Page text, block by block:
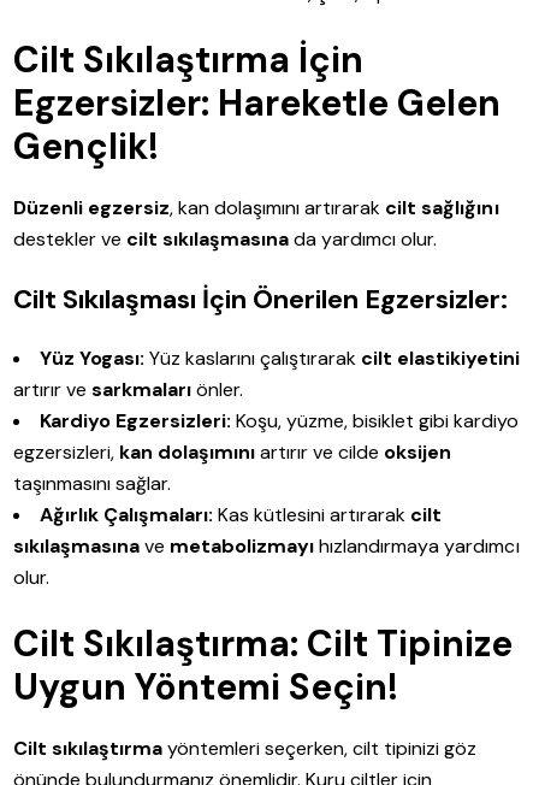
Cilt Sıkılaştırma İçin
Egzersizler: Hareketle Gelen
Gençlik!
Düzenli egzersiz, kan dolaşımını artırarak cilt sağlığını
destekler ve cilt sıkılaşmasınada yardımcı olur.
Cilt Sıkılaşması İçin Önerilen Egzersizler:
Yüz Yogası: Yüz kaslarını çalıştırarak cilt elastikiyetini
artırır vesarkmalarıönler.
Kardiyo Egzersizleri: Koşu, yüzme, bisiklet gibi kardiyo
egzersizleri, kan dolaşımınıartırır ve cilde oksijen
taşınmasını sağlar.
Ağırlık Çalışmaları: Kas kütlesini artırarak cilt
sıkılaşmasınave metabolizmayıhızlandırmaya yardımcı
olur.
Cilt Sıkılaştırma: Cilt Tipinize
Uygun Yöntemi Seçin!
Cilt sıkılaştırmayöntemleri seçerken, cilt tipinizi göz
önünde bulundurmanız önemlidir. Kuru ciltler için